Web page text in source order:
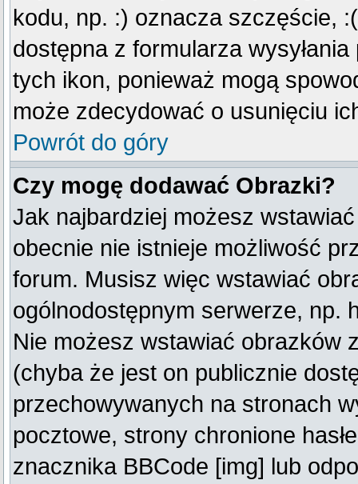
kodu, np. :) oznacza szczęście,
dostępna z formularza
tych ikon, ponieważ mogą
może zdecydować o usunięciu
Powrót do góry
Czy mogę dodawać Obrazki?
Jak najbardziej możesz
obecnie nie istnieje możliwość
forum. Musisz więc wstawiać
ogólnodostępnym serwerze, np.
Nie możesz wstawiać obrazków
(chyba że jest on publicznie
przechowywanych na stronach
pocztowe, strony chronione
znacznika BBCode [img] lub